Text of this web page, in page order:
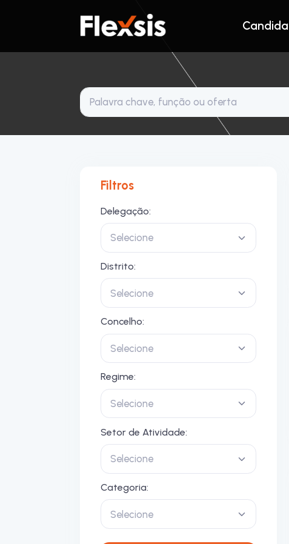
Filtros
Delegação:
Selecione
Distrito:
Selecione
Concelho:
Selecione
Regime:
Selecione
Setor de Atividade:
Selecione
Categoria:
Selecione